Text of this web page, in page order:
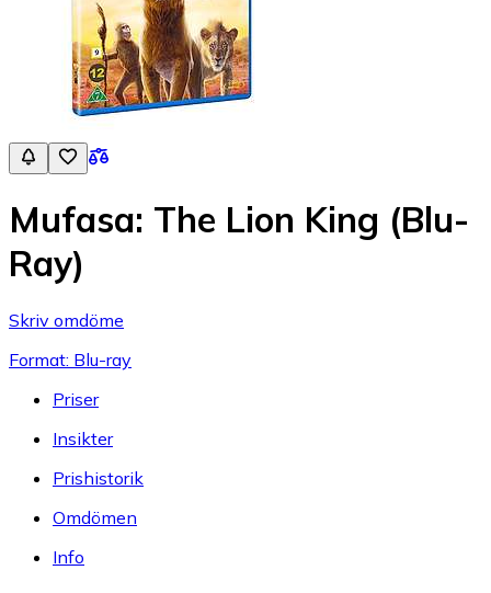
Mufasa: The Lion King (Blu-
Ray)
Skriv omdöme
Format: Blu-ray
Priser
Insikter
Prishistorik
Omdömen
Info